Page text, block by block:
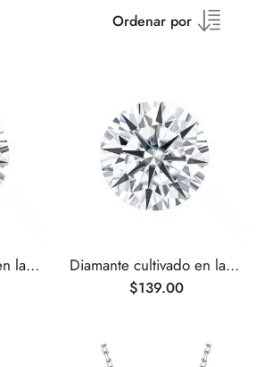
Ordenar por
Diamante cultivado en laboratorio de talla redonda de 0,51 ct D VVS1 Diamante cultivado en laboratorio de talla redonda de 0,51 ct D VVS2
$139.00